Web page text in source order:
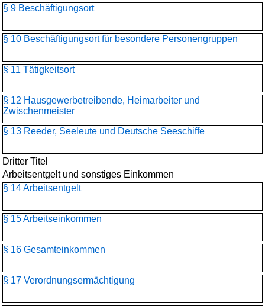
§ 9 Beschäftigungsort
§ 10 Beschäftigungsort für besondere Personengruppen
§ 11 Tätigkeitsort
§ 12 Hausgewerbetreibende, Heimarbeiter und
Zwischenmeister
§ 13 Reeder, Seeleute und Deutsche Seeschiffe
Dritter Titel
Arbeitsentgelt und sonstiges Einkommen
§ 14 Arbeitsentgelt
§ 15 Arbeitseinkommen
§ 16 Gesamteinkommen
§ 17 Verordnungsermächtigung